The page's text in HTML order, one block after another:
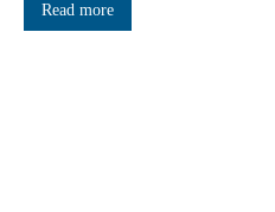
Read more